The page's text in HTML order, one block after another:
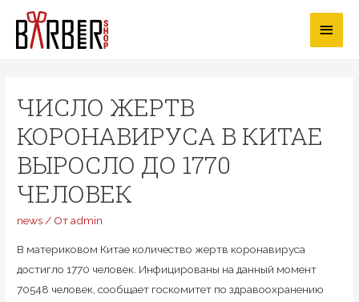
Перейти
содержимому
ЧИСЛО ЖЕРТВ
КОРОНАВИРУСА В КИТАЕ
ВЫРОСЛО ДО 1770
ЧЕЛОВЕК
news/ Отadmin
В материковом Китае количество жертв коронавируса
достигло 1770 человек. Инфицированы на данный момент
70548 человек, сообщает госкомитет по здравоохранению